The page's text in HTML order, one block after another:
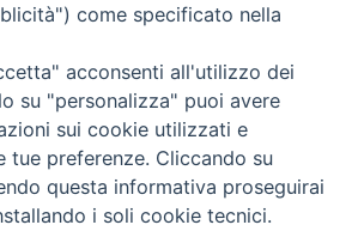
Rossi, 28 - 12100 Cuneo
c.f. 96017380047
come specificato nella
acconsenti all'utilizzo dei
su "personalizza" puoi avere
sui cookie utilizzati e
tue preferenze. Cliccando su
questa informativa proseguirai
i soli cookie tecnici.